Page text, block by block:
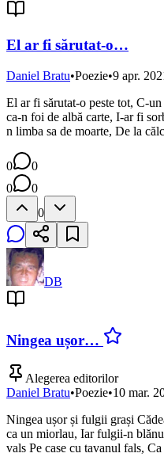
El ar fi sărutat-o…
Daniel Bratu•Poezie•9 apr.
El ar fi sărutat-o peste tot, C-
ca-n foi de albă carte, I-ar fi
n limba sa de moarte, De la
0
0
0
0
0
DB
Ningea ușor…
Alegerea editorilor
Daniel Bratu•Poezie•10 mar.
Ningea ușor și fulgii grași
ca un miorlau, Iar fulgii-n
vals Pe case cu tavanul fals,